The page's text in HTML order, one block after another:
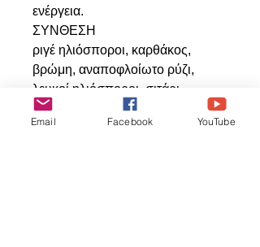
ενέργεια.
ΣΥΝΘΕΣΗ
ριγέ ηλιόσποροι, καρθάκος,
βρώμη, αναποφλοίωτο ρύζι,
λευκοί ηλιόσποροι, σιτάρι,
καλαμπόκι, φαγόπυρο, κριθάρι,
αποφλοιωμένα φιστίκια, πυρήνες
Email Facebook YouTube